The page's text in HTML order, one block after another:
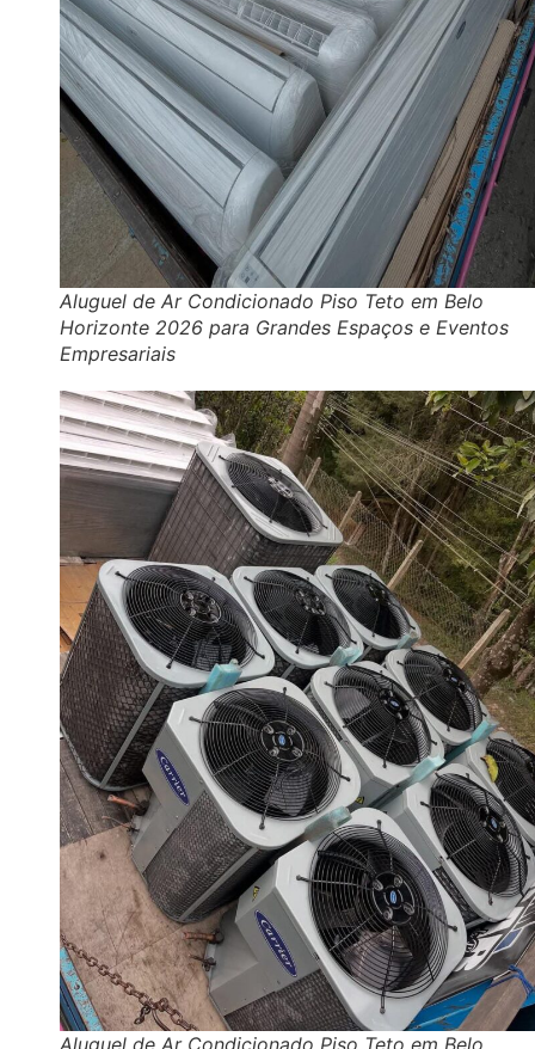
Aluguel de Ar Condicionado Piso Teto em Belo
Horizonte 2026 para Grandes Espaços e Eventos
Empresariais